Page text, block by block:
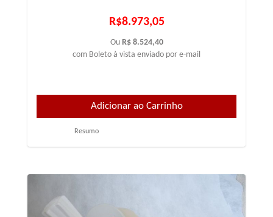
R$8.973,05
Ou R$ 8.524,40
com Boleto à vista enviado por e-mail
Resumo